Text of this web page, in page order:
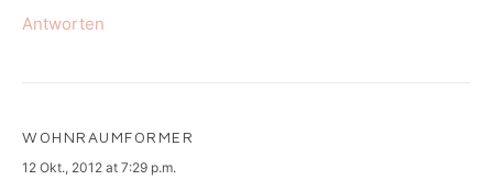
Antworten
WOHNRAUMFORMER
says:
12 Okt., 2012 at 7:29 p.m.